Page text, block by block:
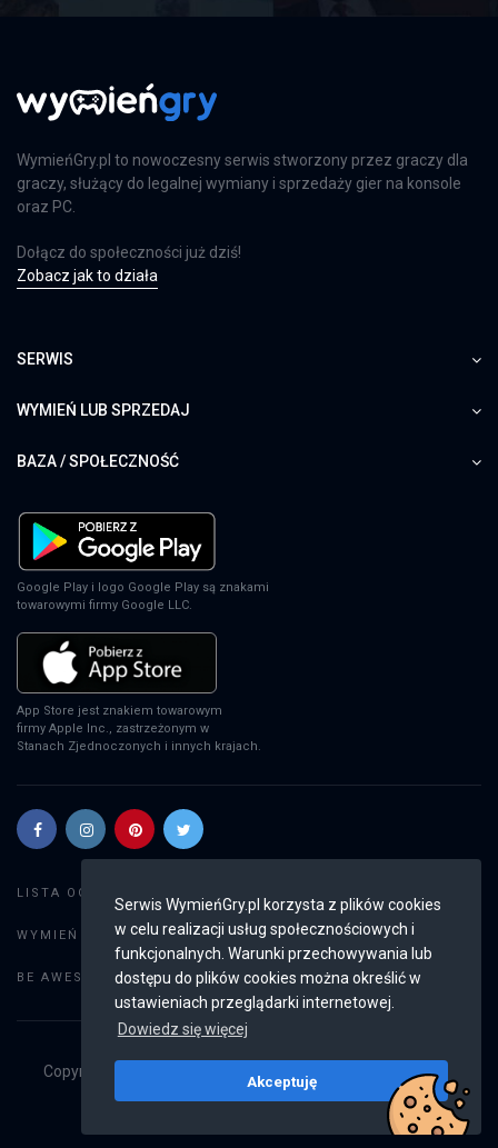
Serwis WymieńGry.pl korzysta z plików cookies
w celu realizacji usług społecznościowych i
funkcjonalnych. Warunki przechowywania lub
dostępu do plików cookies można określić w
ustawieniach przeglądarki internetowej.
Dowiedz się więcej
Akceptuję
WymieńGry.pl to nowoczesny serwis stworzony przez graczy dla
graczy, służący do legalnej wymiany i sprzedaży gier na konsole
oraz PC.
Dołącz do społeczności już dziś!
Zobacz jak to działa
SERWIS
WYMIEŃ LUB SPRZEDAJ
BAZA / SPOŁECZNOŚĆ
Google Play i logo Google Play są znakami
towarowymi firmy Google LLC.
App Store jest znakiem towarowym
firmy Apple Inc., zastrzeżonym w
Stanach Zjednoczonych i innych krajach.
LISTA OGŁOSZEŃ:
WYMIEŃ GRY: Dodaj ogłoszenie
BE AWESOME: Weryfikacja konta
Copyright © 2019 - 2026
Wszystkie prawa
v2.8.4